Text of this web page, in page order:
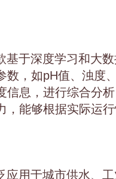
基于深度学习和大
数，如pH值、浊度
信息，进行综合分
，能够根据实际运
应用于城市供水、